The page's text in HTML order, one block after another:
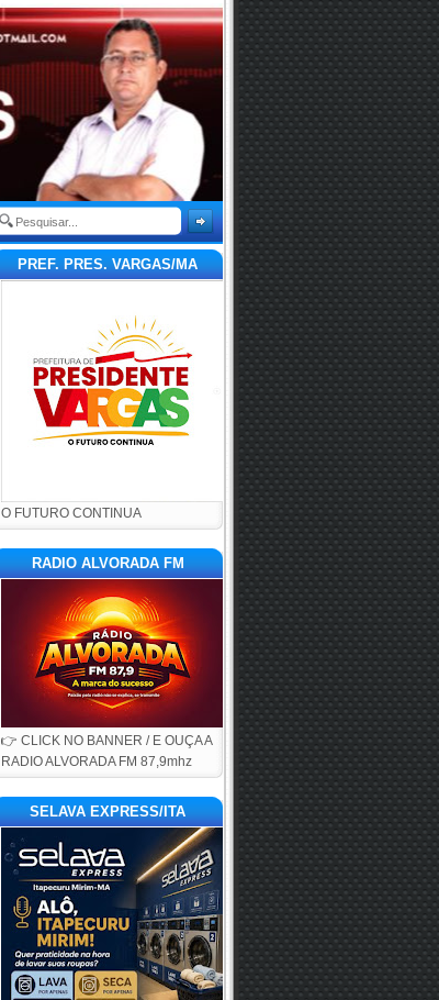
PREF. PRES. VARGAS/MA
O FUTURO CONTINUA
RADIO ALVORADA FM
👉 CLICK NO BANNER / E OUÇA A
RADIO ALVORADA FM 87,9mhz
SELAVA EXPRESS/ITA